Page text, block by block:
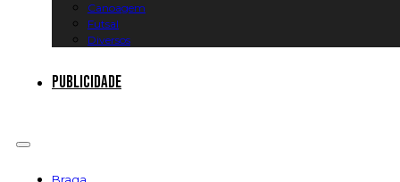
Canoagem
Futsal
Diversos
Publicidade